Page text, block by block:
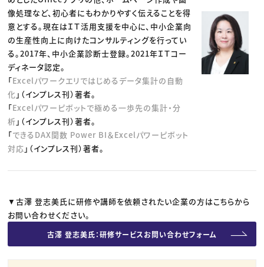
像処理など、初心者にもわかりやすく伝えることを得
意とする。現在はＩＴ活用支援を中心に、中小企業向
の生産性向上に向けたコンサルティングを行ってい
る。2017年、中小企業診断士登録。2021年ＩＴコー
ディネータ認定。
「Excelパワークエリではじめるデータ集計の自動
化 」（インプレス刊）著者。
「Excelパワーピボットで極める一歩先の集計・分
析 」（インプレス刊）著者。
「できるDAX関数 Power BI＆Excelパワーピボット
対応 」（インプレス刊）著者。
▼古澤 登志美氏に研修や講師を依頼されたい企業の方はこちらから
お問い合わせください。
古澤 登志美氏：研修サービスお問い合わせフォーム